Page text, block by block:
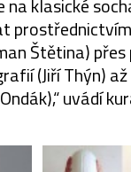
klasické
Štětina)
(Jiří Thýn)
uvádí